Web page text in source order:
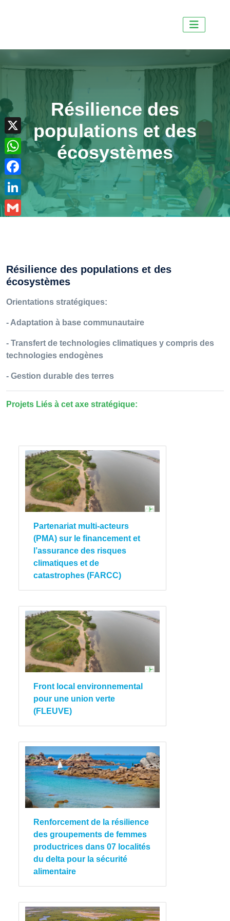
X
WhatsApp
Facebook
LinkedIn
Gmail
Résilience des
populations et des
écosystèmes
Résilience des populations et des
écosystèmes
Orientations stratégiques:
- Adaptation à base communautaire
- Transfert de technologies climatiques y compris des
technologies endogènes
- Gestion durable des terres
Projets Liés à cet axe stratégique:
Partenariat multi-acteurs
(PMA) sur le financement et
l’assurance des risques
climatiques et de
catastrophes (FARCC)
Front local environnemental
pour une union verte
(FLEUVE)
Renforcement de la résilience
des groupements de femmes
productrices dans 07 localités
du delta pour la sécurité
alimentaire